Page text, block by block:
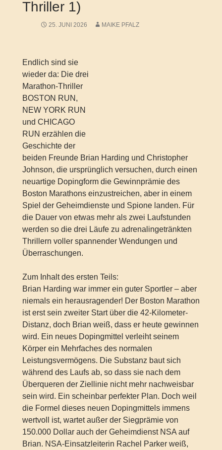
Thriller 1)
25. JUNI 2026 MAIKE PFALZ
Endlich sind sie
wieder da: Die drei
Marathon-Thriller
BOSTON RUN,
NEW YORK RUN
und CHICAGO
RUN erzählen die
Geschichte der
beiden Freunde Brian Harding und Christopher
Johnson, die ursprünglich versuchen, durch einen
neuartige Dopingform die Gewinnprämie des
Boston Marathons einzustreichen, aber in einem
Spiel der Geheimdienste und Spione landen. Für
die Dauer von etwas mehr als zwei Laufstunden
werden so die drei Läufe zu adrenalingetränkten
Thrillern voller spannender Wendungen und
Überraschungen.
Zum Inhalt des ersten Teils:
Brian Harding war immer ein guter Sportler – aber
niemals ein herausragender! Der Boston Marathon
ist erst sein zweiter Start über die 42-Kilometer-
Distanz, doch Brian weiß, dass er heute gewinnen
wird. Ein neues Dopingmittel verleiht seinem
Körper ein Mehrfaches des normalen
Leistungsvermögens. Die Substanz baut sich
während des Laufs ab, so dass sie nach dem
Überqueren der Ziellinie nicht mehr nachweisbar
sein wird. Ein scheinbar perfekter Plan. Doch weil
die Formel dieses neuen Dopingmittels immens
wertvoll ist, wartet außer der Siegprämie von
150.000 Dollar auch der Geheimdienst NSA auf
Brian. NSA-Einsatzleiterin Rachel Parker weiß,